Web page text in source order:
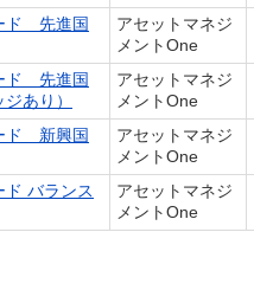
ド 先進国
アセットマネジ
メントOne
ド 先進国
あり）
アセットマネジ
メントOne
ド 新興国
アセットマネジ
メントOne
ド バランス
アセットマネジ
メントOne